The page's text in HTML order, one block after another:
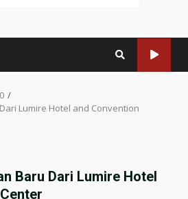
Lumire Hotel and Convention
Baru Dari Lumire Hotel